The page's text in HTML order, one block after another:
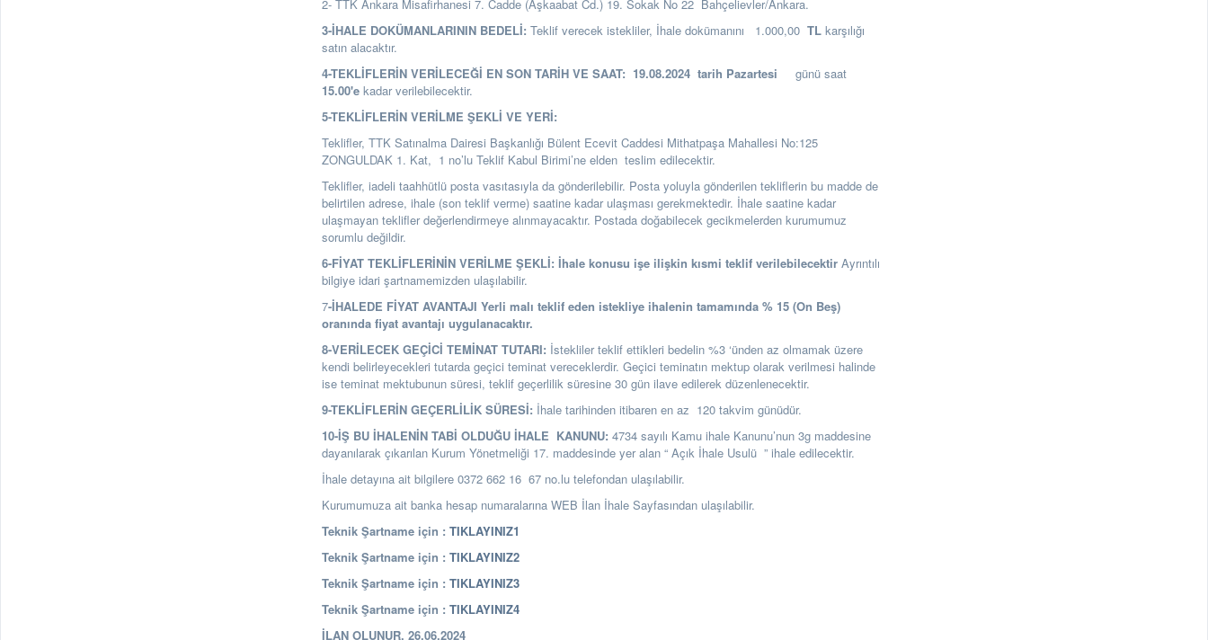
2- TTK Ankara Misafirhanesi 7. Cadde (Aşkaabat Cd.) 19. Sokak No 22 Bahçelievler/Ankara.
3-İHALE DOKÜMANLARININ BEDELİ: Teklif verecek istekliler, İhale dokümanını 1.000,00 TLkarşılığı
satın alacaktır.
4-TEKLİFLERİN VERİLECEĞİ EN SON TARİH VE SAAT: 19.08.2024 tarih Pazartesi günü saat
15.00'ekadar verilebilecektir.
5-TEKLİFLERİN VERİLME ŞEKLİ VE YERİ:
Teklifler, TTK Satınalma Dairesi Başkanlığı Bülent Ecevit Caddesi Mithatpaşa Mahallesi No:125
ZONGULDAK 1. Kat, 1 no’lu Teklif Kabul Birimi’ne elden teslim edilecektir.
Teklifler, iadeli taahhütlü posta vasıtasıyla da gönderilebilir. Posta yoluyla gönderilen tekliflerin bu madde de
belirtilen adrese, ihale (son teklif verme) saatine kadar ulaşması gerekmektedir. İhale saatine kadar
ulaşmayan teklifler değerlendirmeye alınmayacaktır. Postada doğabilecek gecikmelerden kurumumuz
sorumlu değildir.
6-FİYAT TEKLİFLERİNİN VERİLME ŞEKLİ: İhale konusu işe ilişkin kısmi teklif verilebilecektirAyrıntılı
bilgiye idari şartnamemizden ulaşılabilir.
7-İHALEDE FİYAT AVANTAJI Yerli malı teklif eden istekliye ihalenin tamamında % 15 (On Beş)
oranında fiyat avantajı uygulanacaktır.
8-VERİLECEK GEÇİCİ TEMİNAT TUTARI: İstekliler teklif ettikleri bedelin %3 ‘ünden az olmamak üzere
kendi belirleyecekleri tutarda geçici teminat vereceklerdir. Geçici teminatın mektup olarak verilmesi halinde
ise teminat mektubunun süresi, teklif geçerlilik süresine 30 gün ilave edilerek düzenlenecektir.
9-TEKLİFLERİN GEÇERLİLİK SÜRESİ: İhale tarihinden itibaren en az 120 takvim günüdür.
10-İŞ BU İHALENİN TABİ OLDUĞU İHALE KANUNU: 4734 sayılı Kamu ihale Kanunu’nun 3g maddesine
dayanılarak çıkarılan Kurum Yönetmeliği 17. maddesinde yer alan “ Açık İhale Usulü ” ihale edilecektir.
İhale detayına ait bilgilere 0372 662 16 67 no.lu telefondan ulaşılabilir.
Kurumumuza ait banka hesap numaralarına WEB İlan İhale Sayfasından ulaşılabilir.
Teknik Şartname için : TIKLAYINIZ1
Teknik Şartname için : TIKLAYINIZ2
Teknik Şartname için : TIKLAYINIZ3
Teknik Şartname için : TIKLAYINIZ4
İLAN OLUNUR. 26.06.2024